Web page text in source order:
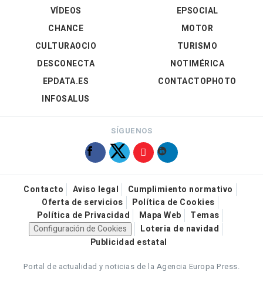
VÍDEOS
EPSOCIAL
CHANCE
CULTURAOCIO
DESCONECTA
EPDATA.ES
INFOSALUS
MOTOR
TURISMO
NOTIMÉRICA
CONTACTOPHOTO
SÍGUENOS
Contacto Aviso legal
Cumplimiento normativo
Oferta de servicios
Política de Cookies
Política de Privacidad
Mapa Web
Temas
Configuración de Cookies
Loteria de navidad
Publicidad estatal
Portal de actualidad y noticias de la Agencia Europa Press.